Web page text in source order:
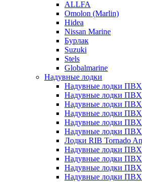
ALLFA
Omolon (Marlin)
Hidea
Nissan Marine
Бурлак
Suzuki
Stels
Globalmarine
Надувные лодки
Надувные лодки
Надувные лодки ПВХ
Надувные лодки
Надувные лодки
Надувные лодки ПВХ
Надувные лодки
Лодки RIB Tornado
Надувные лодки ПВХ
Надувные лодки ПВХ
Надувные лодки ПВХ
Надувные лодки ПВХ